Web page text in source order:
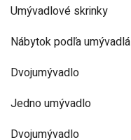
Umývadlové skrinky
Nábytok podľa umývadlá
Dvojumývadlo
Jedno umývadlo
Dvojumývadlo